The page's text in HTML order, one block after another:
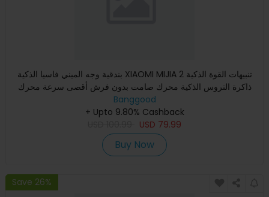
بندقية وجه الميني فاسيا الذكية XIAOMI MIJIA 2 تنبيهات القوة الذكية
ذاكرة التروس الذكية محرك صامت بدون فرش أقصى سرعة محرك
Banggood
+ Upto 9.80% Cashback
USD 79.99
Buy Now
Save 26%